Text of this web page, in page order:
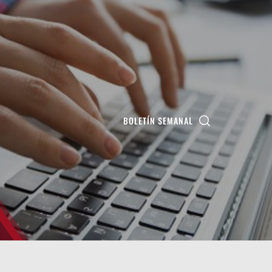
BOLETÍN SEMANAL